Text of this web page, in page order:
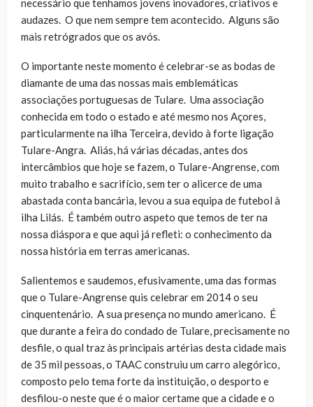
necessário que tenhamos jovens inovadores, criativos e
audazes. O que nem sempre tem acontecido. Alguns são
mais retrógrados que os avós.
O importante neste momento é celebrar-se as bodas de
diamante de uma das nossas mais emblemáticas
associações portuguesas de Tulare. Uma associação
conhecida em todo o estado e até mesmo nos Açores,
particularmente na ilha Terceira, devido à forte ligação
Tulare-Angra. Aliás, há várias décadas, antes dos
intercâmbios que hoje se fazem, o Tulare-Angrense, com
muito trabalho e sacrifício, sem ter o alicerce de uma
abastada conta bancária, levou a sua equipa de futebol à
ilha Lilás. É também outro aspeto que temos de ter na
nossa diáspora e que aqui já refleti: o conhecimento da
nossa história em terras americanas.
Salientemos e saudemos, efusivamente, uma das formas
que o Tulare-Angrense quis celebrar em 2014 o seu
cinquentenário. A sua presença no mundo americano. É
que durante a feira do condado de Tulare, precisamente no
desfile, o qual traz às principais artérias desta cidade mais
de 35 mil pessoas, o TAAC construiu um carro alegórico,
composto pelo tema forte da instituição, o desporto e
desfilou-o neste que é o maior certame que a cidade e o